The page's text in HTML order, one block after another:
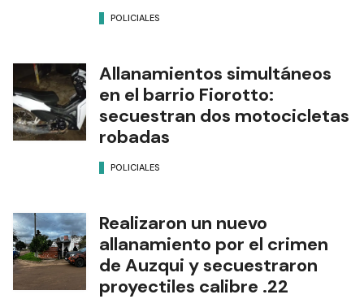
POLICIALES
Allanamientos simultáneos
en el barrio Fiorotto:
secuestran dos motocicletas
robadas
POLICIALES
Realizaron un nuevo
allanamiento por el crimen
de Auzqui y secuestraron
proyectiles calibre .22